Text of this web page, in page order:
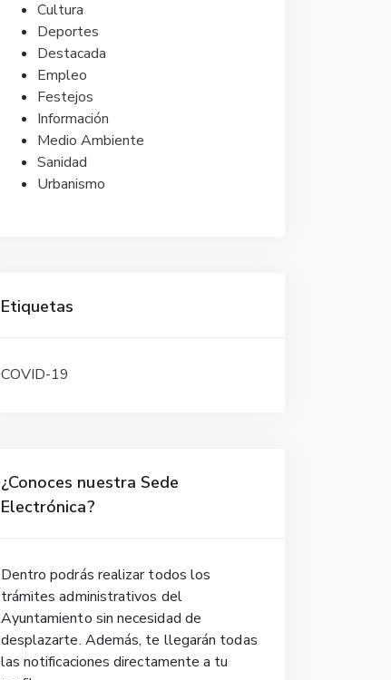
Cultura
Deportes
Destacada
Empleo
Festejos
Información
Medio Ambiente
Sanidad
Urbanismo
Etiquetas
COVID-19
¿Conoces nuestra Sede
Electrónica?
Dentro podrás realizar todos los
trámites administrativos del
Ayuntamiento sin necesidad de
desplazarte. Además, te llegarán todas
las notificaciones directamente a tu